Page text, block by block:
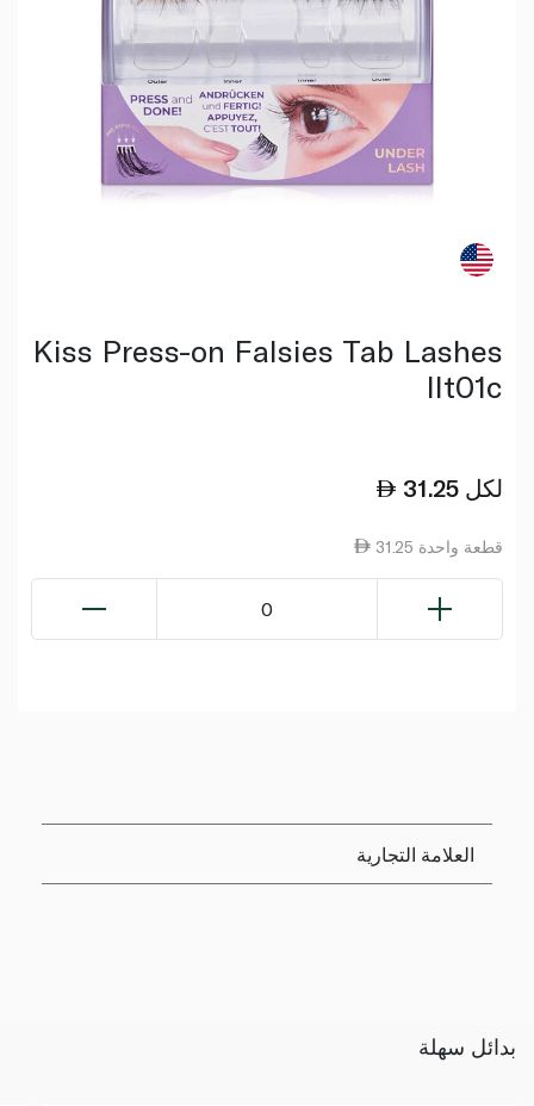
Kiss Press-on Falsies Tab Lashes
Ilt01c
31.25 لكل
31.25 قطعة واحدة
0
العلامة التجارية
بدائل سهلة